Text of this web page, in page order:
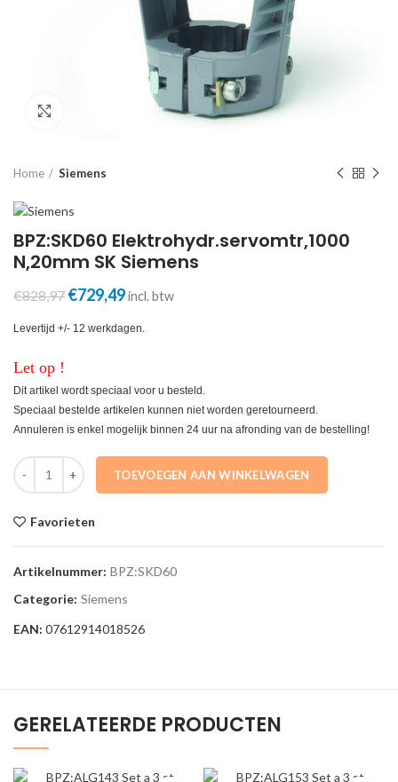
Home Siemens
BPZ:SKD60 Elektrohydr.servomtr,1000
N,20mm SK Siemens
€828,97 Oorspronkelijke
was:
€729,49Huidige
is:
incl. btw
Levertijd +/- 12 werkdagen.
Let op !
Dit artikel wordt speciaal voor u besteld.
Speciaal bestelde artikelen kunnen niet worden geretourneerd.
Annuleren is enkel mogelijk binnen 24 uur na afronding van de bestelling!
BPZ:SKD60 Elektrohydr.servomtr,1000 N,20mm SK Siemens aantal
TOEVOEGEN AAN WINKELWAGEN
Favorieten
Artikelnummer: BPZ:SKD60
Categorie: Siemens
EAN: 07612914018526
GERELATEERDE PRODUCTEN